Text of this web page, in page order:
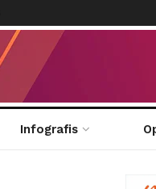
Infografis